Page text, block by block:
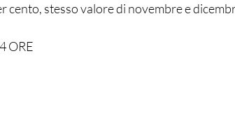
cento, stesso valore di novembre e
ORE